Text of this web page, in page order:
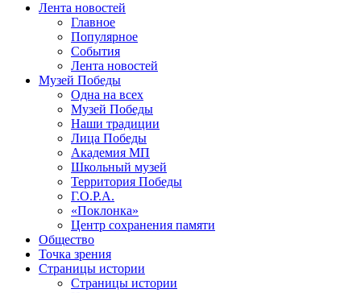
Лента новостей
Главное
Популярное
События
Лента новостей
Музей Победы
Одна на всех
Музей Победы
Наши традиции
Лица Победы
Академия МП
Школьный музей
Территория Победы
Г.О.Р.А.
«Поклонка»
Центр сохранения памяти
Общество
Точка зрения
Страницы истории
Страницы истории